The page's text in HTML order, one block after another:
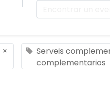
×
Serveis
complementarios